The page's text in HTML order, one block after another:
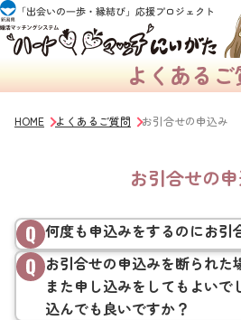
よくある
HOME よくあるご質問 お引合せの申込み
お引合せの
何度も申込みをするのにお引
お引合せの申込みを断られた
また申し込みをしてもよい
込んでも良いですか？